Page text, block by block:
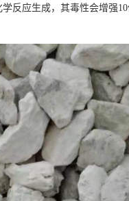
反应生成，其毒性会增强